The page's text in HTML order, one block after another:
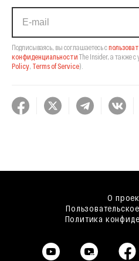
Подписываясь, вы соглашаетесь с
конфиденциальности The Insider, а также с
Policy, Terms of Service).
О
Политика